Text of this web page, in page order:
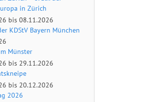
in Zürich
bis 08.11.2026
KDStV Bayern München
Münster
bis 29.11.2026
bis 20.12.2026
2026